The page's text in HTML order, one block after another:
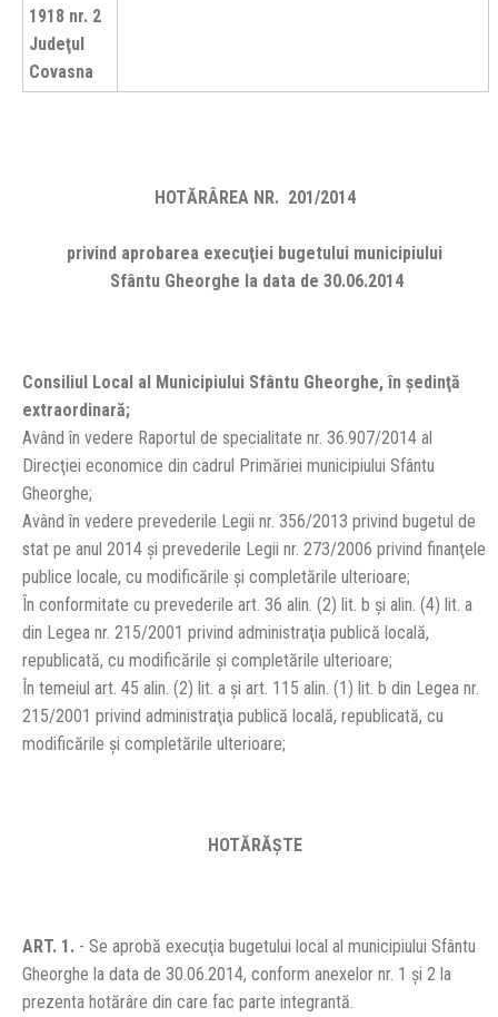
1918 nr. 2
Judeţul
Covasna
HOTĂRÂREA NR. 201/2014
privind aprobarea execuţiei bugetului municipiului
Sfântu Gheorghe la data de 30.06.2014
Consiliul Local al Municipiului Sfântu Gheorghe, în şedinţă
extraordinară;
Având în vedere Raportul de specialitate nr. 36.907/2014 al
Direcţiei economice din cadrul Primăriei municipiului Sfântu
Gheorghe;
Având în vedere prevederile Legii nr. 356/2013 privind bugetul de
stat pe anul 2014 şi prevederile Legii nr. 273/2006 privind finanţele
publice locale, cu modificările şi completările ulterioare;
În conformitate cu prevederile art. 36 alin. (2) lit. b şi alin. (4) lit. a
din Legea nr. 215/2001 privind administraţia publică locală,
republicată, cu modificările şi completările ulterioare;
În temeiul art. 45 alin. (2) lit. a şi art. 115 alin. (1) lit. b din Legea nr.
215/2001 privind administraţia publică locală, republicată, cu
modificările şi completările ulterioare;
HOTĂRĂŞTE
ART. 1. - Se aprobă execuţia bugetului local al municipiului Sfântu
Gheorghe la data de 30.06.2014, conform anexelor nr. 1 şi 2 la
prezenta hotărâre din care fac parte integrantă.